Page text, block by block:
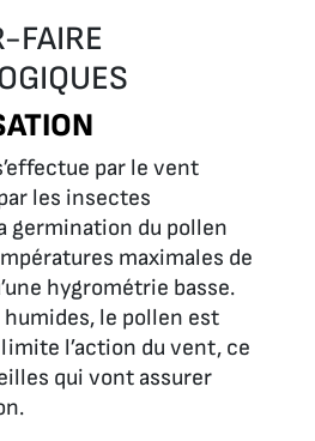
FAIRE
par le vent
les insectes
germination du pollen
maximales de
hygrométrie basse.
le pollen est
l’action du vent, ce
qui vont assurer